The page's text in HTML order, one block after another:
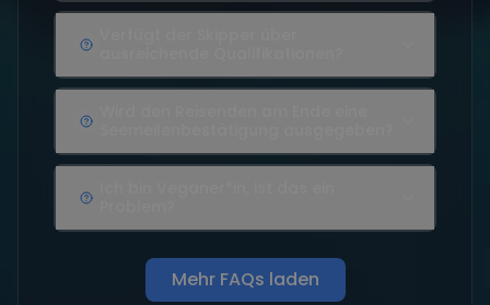
Mehr FAQs laden